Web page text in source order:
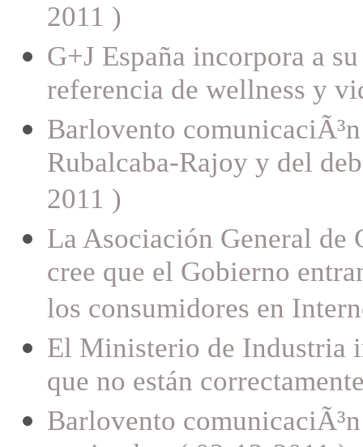
2011 )
G+J España incorpora a
referencia de wellness y
Barlovento
Rubalcaba-Rajoy y del
2011 )
La Asociación General de
cree que el Gobierno
los consumidores en
El Ministerio de Industria
que no están
Barlovento